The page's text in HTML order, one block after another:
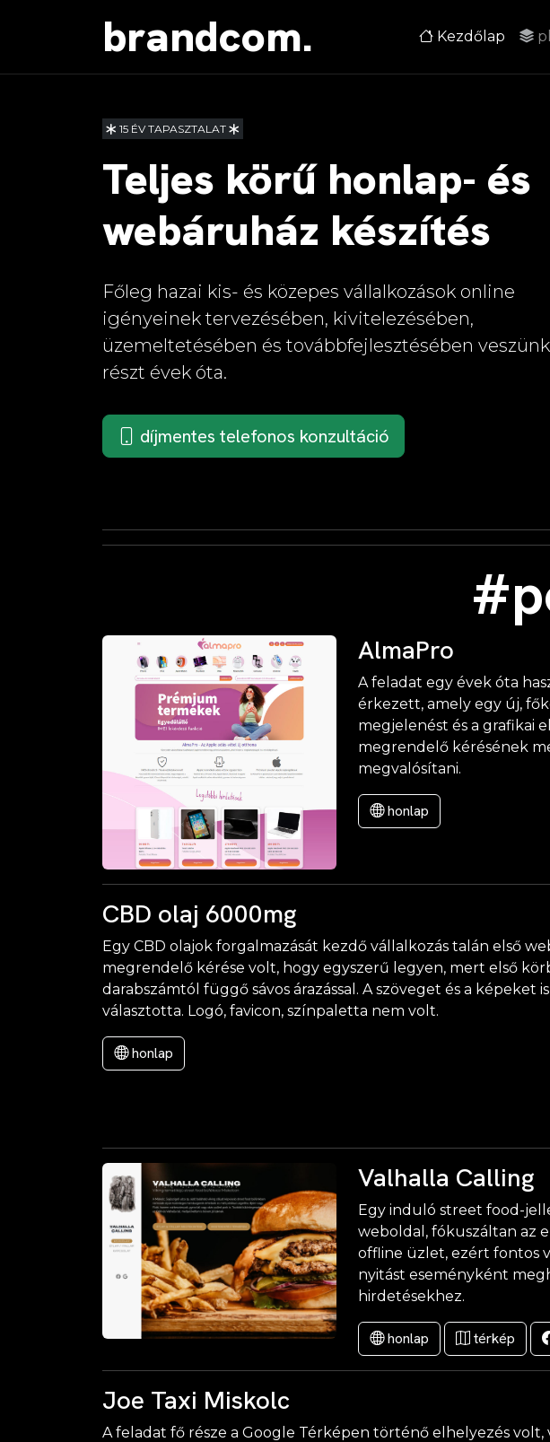
brandcom. Kezdőlap
15 ÉV TAPASZTALAT
Teljes körű honlap- és
webáruház készítés
Főleg hazai kis- és közepes vállalkozások online
igényeinek tervezésében, kivitelezésében,
üzemeltetésében és továbbfejlesztésében veszünk
részt évek óta.
díjmentes telefonos konzultáció
AlmaPro
A feladat egy évek óta
érkezett, amely egy új,
megjelenést és a grafikai
megrendelő kérésének
megvalósítani.
honlap
CBD olaj 6000mg
Egy CBD olajok forgalmazását kezdő vállalkozás talán első
megrendelő kérése volt, hogy egyszerű legyen, mert első
darabszámtól függő sávos árazással. A szöveget és a
választotta. Logó, favicon, színpaletta nem volt.
honlap
Valhalla Calling
Egy induló street food-
weboldal, fókuszáltan az
offline üzlet, ezért fontos
nyitást eseményként
hirdetésekhez.
honlap térkép
Joe Taxi Miskolc
A feladat fő része a Google Térképen történő elhelyezés